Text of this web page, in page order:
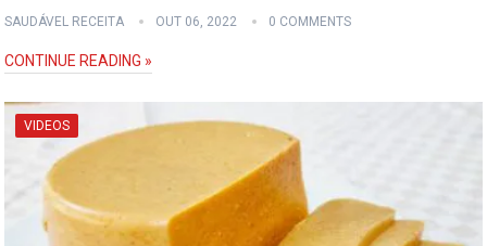
SAUDÁVEL RECEITA OUT 06, 2022 0 COMMENTS
CONTINUE READING »
VIDEOS